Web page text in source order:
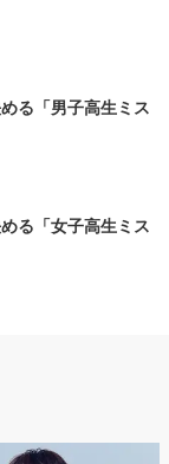
る「男子高生ミス
る「女子高生ミス